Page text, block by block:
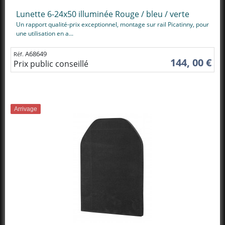
Lunette 6-24x50 illuminée Rouge / bleu / verte
Un rapport qualité-prix exceptionnel, montage sur rail Picatinny, pour
une utilisation en a...
Réf. A68649
Prix public conseillé 144, 00 €
Arrivage